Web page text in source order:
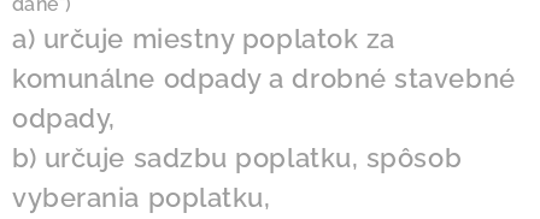
a) určuje miestny poplatok za
komunálne odpady a drobné stavebné
odpady,
b) určuje sadzbu poplatku, spôsob
vyberania poplatku,